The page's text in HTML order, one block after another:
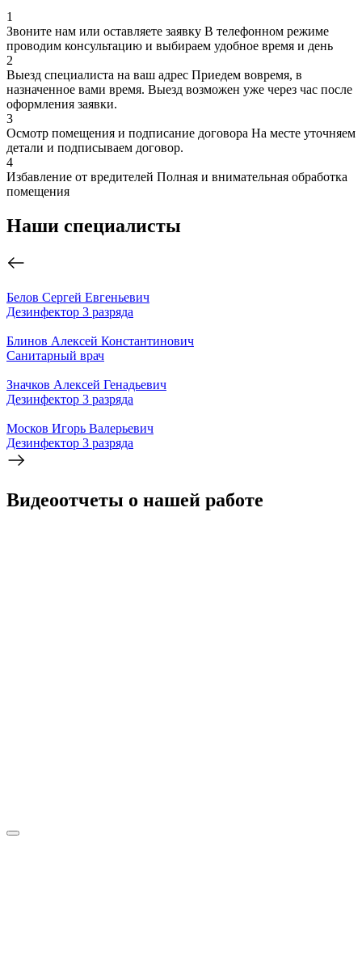
1
Звоните нам или оставляете заявку В телефонном режиме
проводим консультацию и выбираем удобное время и день
2
Выезд специалиста на ваш адрес Приедем вовремя, в
назначенное вами время. Выезд возможен уже через час после
оформления заявки.
3
Осмотр помещения и подписание договора На месте уточняем
детали и подписываем договор.
4
Избавление от вредителей Полная и внимательная обработка
помещения
Наши специалисты
Белов Сергей Евгеньевич
Дезинфектор 3 разряда
Блинов Алексей Константинович
Санитарный врач
Значков Алексей Генадьевич
Дезинфектор 3 разряда
Москов Игорь Валерьевич
Дезинфектор 3 разряда
Видеоотчеты о нашей работе